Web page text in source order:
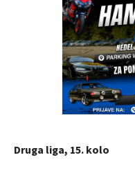
Druga liga, 15. kolo